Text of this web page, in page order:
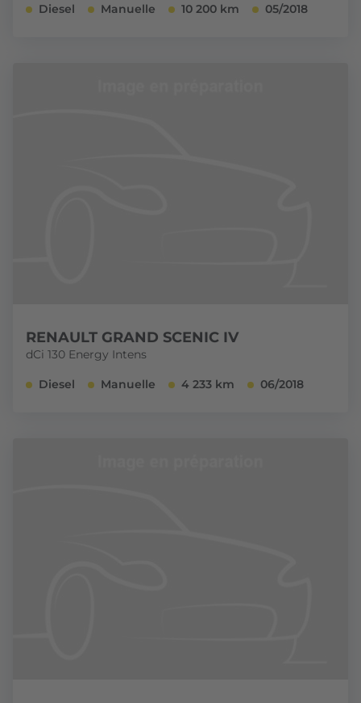
Diesel Manuelle 10 200 km 05/2018
RENAULT GRAND SCENIC IV
dCi 130 Energy Intens
Diesel Manuelle 4 233 km 06/2018